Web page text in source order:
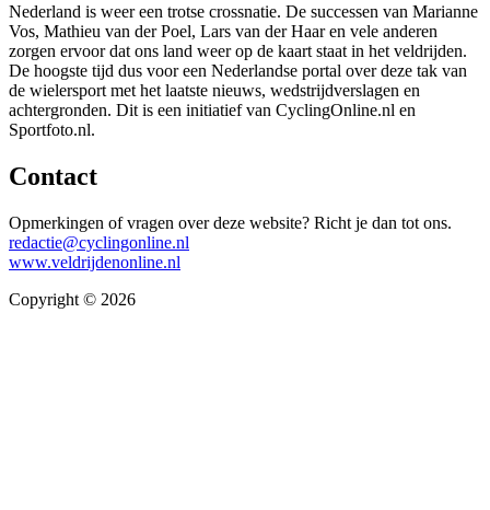
Nederland is weer een trotse crossnatie. De successen van Marianne
Vos, Mathieu van der Poel, Lars van der Haar en vele anderen
zorgen ervoor dat ons land weer op de kaart staat in het veldrijden.
De hoogste tijd dus voor een Nederlandse portal over deze tak van
de wielersport met het laatste nieuws, wedstrijdverslagen en
achtergronden. Dit is een initiatief van CyclingOnline.nl en
Sportfoto.nl.
Contact
Opmerkingen of vragen over deze website? Richt je dan tot ons.
redactie@cyclingonline.nl
www.veldrijdenonline.nl
Copyright © 2026